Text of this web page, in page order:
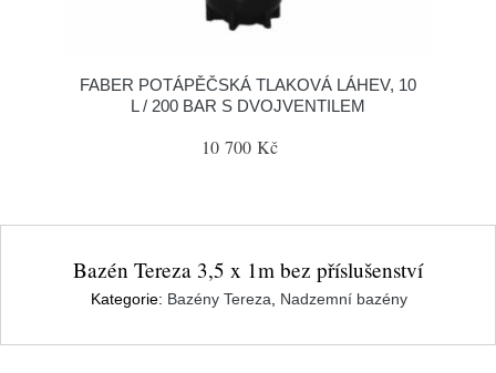
FABER POTÁPĚČSKÁ TLAKOVÁ LÁHEV, 10
L / 200 BAR S DVOJVENTILEM
10 700 Kč
Bazén Tereza 3,5 x 1m bez příslušenství
Kategorie: Bazény Tereza Nadzemní bazény